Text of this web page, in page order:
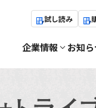
試し読み
企業情報 お知